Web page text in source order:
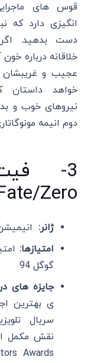
قوس های
انگیزی دارد که
دست بدهید.
خلاقانه درباره
عجیب و
خواهد
نیروهای خوب و
دوم انیمه
3-
Zero
ژانر:
امتیازها:
گوگل 94
جایزه های
ی بهترین